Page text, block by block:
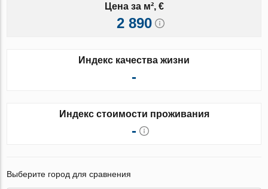
Цена за м², €
2 890
Индекс качества жизни
-
Индекс стоимости проживания
-
Выберите город для сравнения